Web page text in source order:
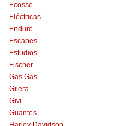
Ecosse
Eléctricas
Enduro
Escapes
Estudios
Fischer
Gas Gas
Gilera
Givi
Guantes